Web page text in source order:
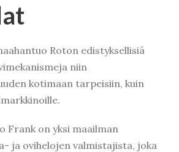
Roton edistyksellisiä
niin
kotimaan tarpeisiin, kuin
Frank on yksi maailman
ja ovihelojen valmistajista, joka